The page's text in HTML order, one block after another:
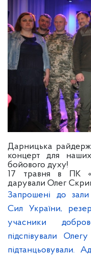
Дарницька
концерт для
бойового духу!
17 травня в ПК
дарували Олег
Запрошені до зали
Сил України,
учасники
підспівували
підтанцьовували.